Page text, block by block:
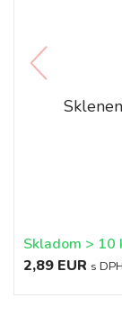
2,89 EUR s DPH